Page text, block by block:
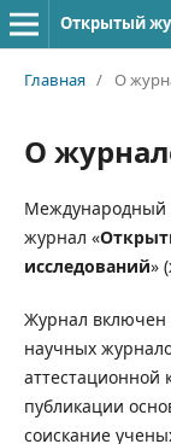
Открытый
Главная / О
О
Международный
журнал «
исследований»
Журнал включен
научных
аттестационной
публикации
соискание